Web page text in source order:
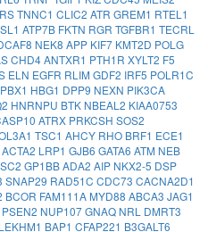
TNNC1 CLIC2 ATR GREM1 RTEL1
ATP7B FKTN RGR TGFBR1 TECRL
NEK8 APP KIF7 KMT2D POLG
CHD4ANTXR1 PTH1R XYLT2 F5
ELN EGFR RLIM GDF2 IRF5 POLR1C
PBX1 HBG1 DPP9 NEXN PIK3CA
HNRNPU BTK NBEAL2 KIAA0753
ATRX PRKCSH SOS2
TSC1 AHCY RHO BRF1 ECE1
ACTA2 LRP1 GJB6 GATA6 ATM NEB
GP1BBADA2 AIP NKX2-5 DSP
SNAP29 RAD51C CDC73 CACNA2D1
BCOR FAM111A MYD88 ABCA3 JAG1
PSEN2 NUP107GNAQ NRL DMRT3
BAP1 CFAP221 B3GALT6